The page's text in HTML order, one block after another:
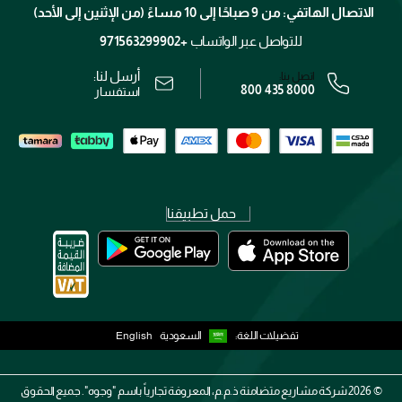
الوظائف
الشروط و الأحكام
رقم السجل التجاري: 7013320481 — صادر من وزارة التجارة
الاتصال الهاتفي: من 9 صباحًا إلى 10 مساءً (من الإثنين إلى الأحد)
للتواصل عبر الواتساب +971563299902
اتصل بنا:
800 435 8000
أرسل لنا:
استفسار
حمل تطبيقنا
تفضيلات اللغة: السعودية English
2026 ©شركة مشاريع متضامنة ذ.م.م، المعروفة تجارياً باسم "وجوه". جميع الحقوق